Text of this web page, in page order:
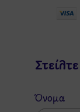
Όνομα